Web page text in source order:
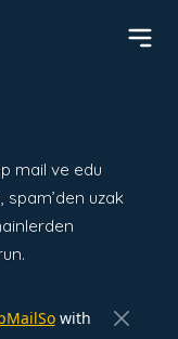
mail ve edu
spam’den uzak
with